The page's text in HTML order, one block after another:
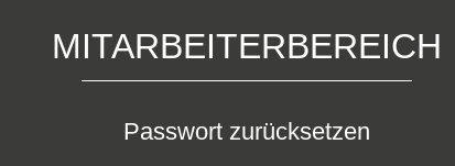
MITARBEITERBEREICH
Passwort zurücksetzen